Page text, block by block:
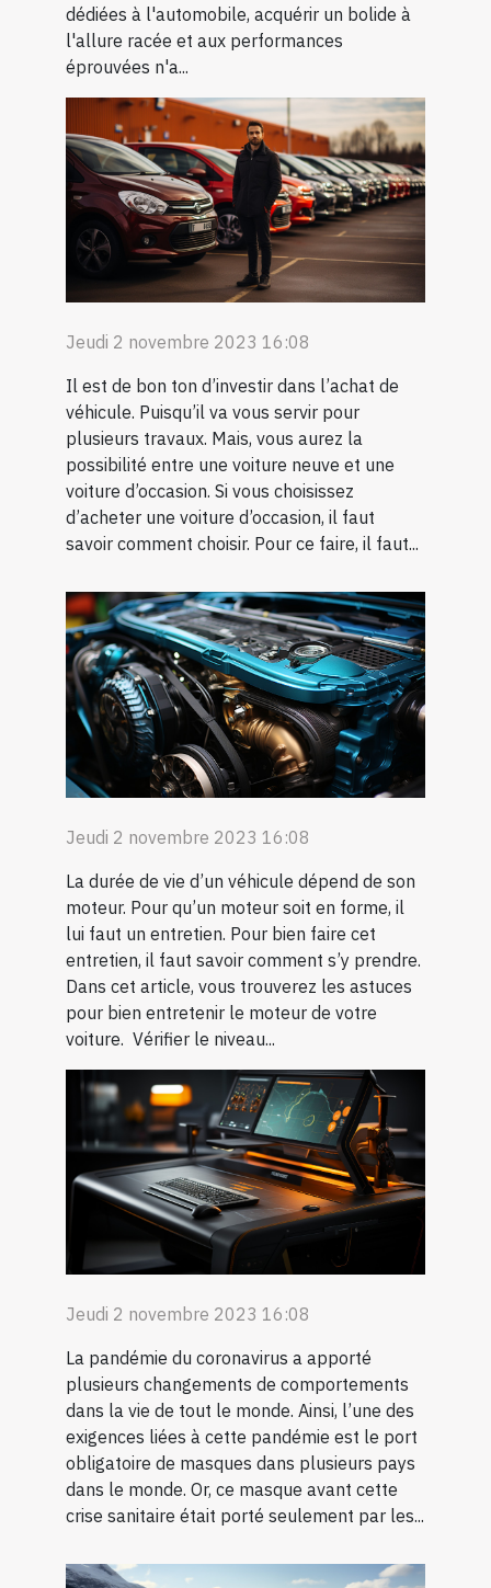
dédiées à l'automobile, acquérir un bolide à
l'allure racée et aux performances
éprouvées n'a...
Jeudi 2 novembre 2023 16:08
Il est de bon ton d’investir dans l’achat de
véhicule. Puisqu’il va vous servir pour
plusieurs travaux. Mais, vous aurez la
possibilité entre une voiture neuve et une
voiture d’occasion. Si vous choisissez
d’acheter une voiture d’occasion, il faut
savoir comment choisir. Pour ce faire, il faut...
Jeudi 2 novembre 2023 16:08
La durée de vie d’un véhicule dépend de son
moteur. Pour qu’un moteur soit en forme, il
lui faut un entretien. Pour bien faire cet
entretien, il faut savoir comment s’y prendre.
Dans cet article, vous trouverez les astuces
pour bien entretenir le moteur de votre
voiture. Vérifier le niveau...
Jeudi 2 novembre 2023 16:08
La pandémie du coronavirus a apporté
plusieurs changements de comportements
dans la vie de tout le monde. Ainsi, l’une des
exigences liées à cette pandémie est le port
obligatoire de masques dans plusieurs pays
dans le monde. Or, ce masque avant cette
crise sanitaire était porté seulement par les...